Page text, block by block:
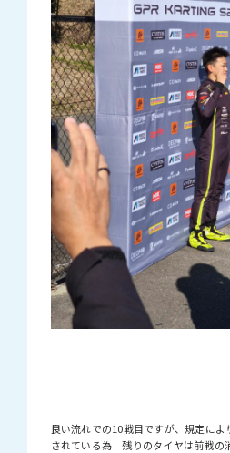
良い流れでの10戦目ですが、規定に
されている為 残りのタイヤは前戦の